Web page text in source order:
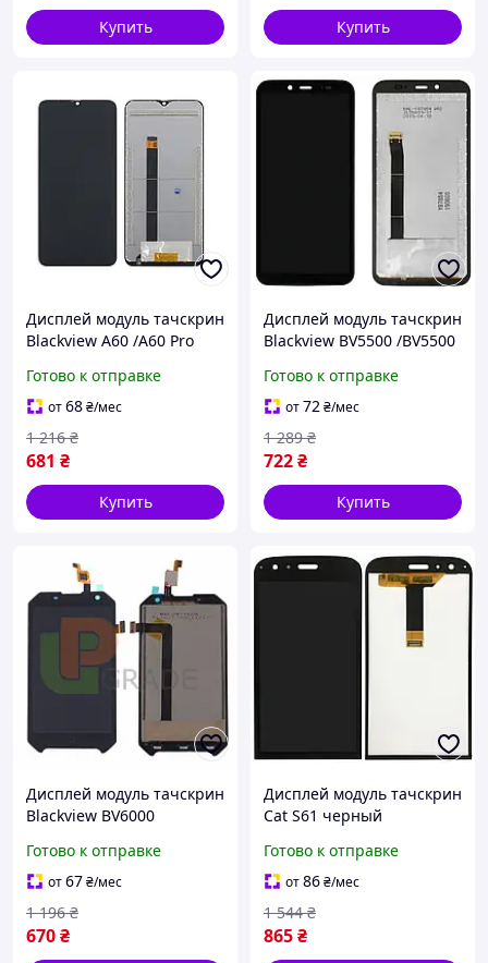
Купить Купить
Дисплей модуль тачскрин
Blackview A60 /A60 Pro
Готово к отправке
от68₴/мес
681 ₴
1 216 ₴
Купить
Дисплей модуль тачскрин
Blackview BV5500 /BV5500
Готово к отправке
от72₴/мес
722₴
1 289 ₴
Купить
Дисплей модуль тачскрин
Blackview BV6000
Готово к отправке
от67₴/мес
670₴
1 196 ₴
Дисплей модуль тачскрин
Cat S61 черный
Готово к отправке
от86₴/мес
865₴
1 544 ₴